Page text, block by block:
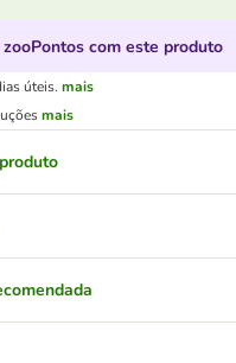
com este produto
úteis. mais
mais